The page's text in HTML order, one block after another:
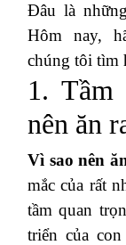
Đâu là
Hôm nay,
chúng tôi tìm
1. Tầm
nên ăn
Vì sao nên
mắc của rất
tầm quan
triển của